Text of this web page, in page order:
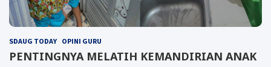
SDAUG TODAY OPINI GURU
PENTINGNYA MELATIH KEMANDIRIAN ANAK